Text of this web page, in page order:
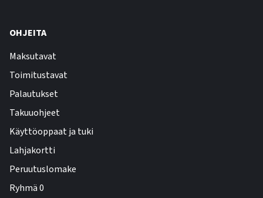
OHJEITA
Maksutavat
Toimitustavat
Palautukset
Takuuohjeet
Käyttöoppaat ja tuki
Lahjakortti
Peruutuslomake
Ryhmä 0